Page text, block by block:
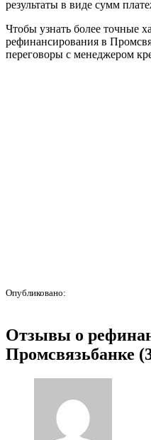
результаты в виде сумм
Чтобы узнать более точные
рефинансирования в
переговоры с менеджером
Опубликовано:
Отзывы о
Промсвязьбанке